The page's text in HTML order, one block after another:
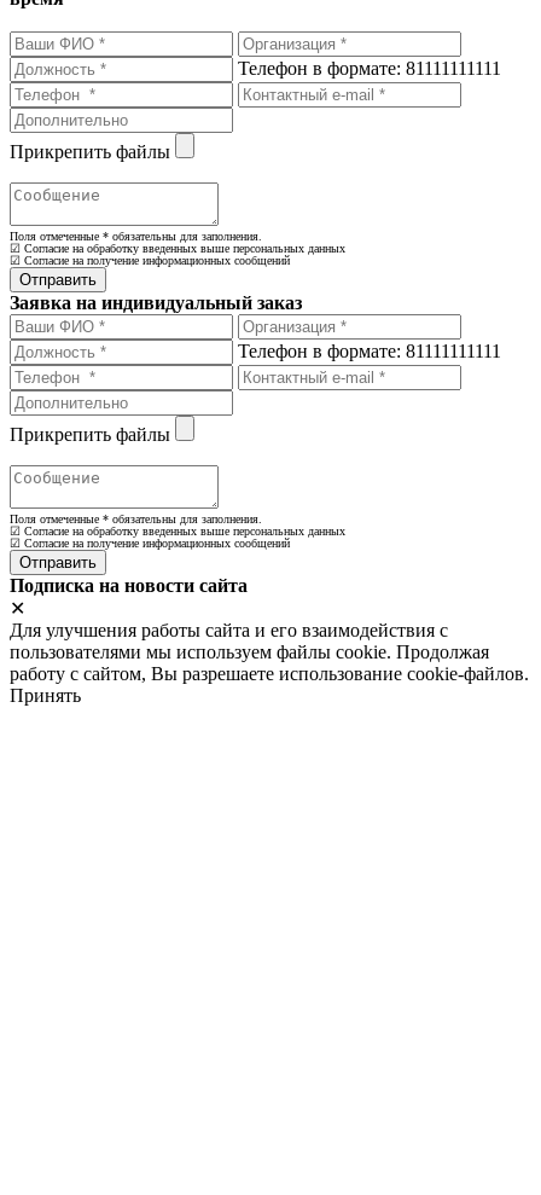
Телефон в формате: 81111111111
Прикрепить файлы
Поля отмеченные * обязательны для заполнения.
☑ Согласие на обработку введенных выше персональных данных
☑ Согласие на получение информационных сообщений
Заявка на индивидуальный заказ
Телефон в формате: 81111111111
Прикрепить файлы
Поля отмеченные * обязательны для заполнения.
☑ Согласие на обработку введенных выше персональных данных
☑ Согласие на получение информационных сообщений
Подписка на новости сайта
✕
Для улучшения работы сайта и его взаимодействия с
пользователями мы используем файлы cookie. Продолжая
работу с сайтом, Вы разрешаете использование cookie-файлов.
Принять